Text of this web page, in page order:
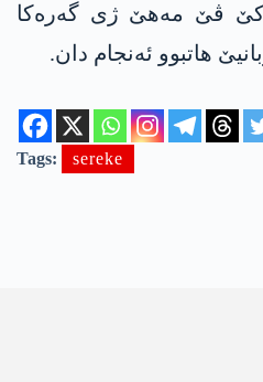
ڤێ مه‌هێ ژی گه‌ره‌كا
هاتبوو ئه‌نجام دان.
Tags: sereke